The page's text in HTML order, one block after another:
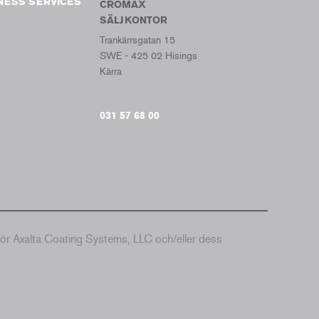
CROMAX
SÄLJKONTOR
Trankärrsgatan 15
SWE - 425 02 Hisings
Kärra
031 57 68 00
Axalta Coating Systems, LLC och/eller dess